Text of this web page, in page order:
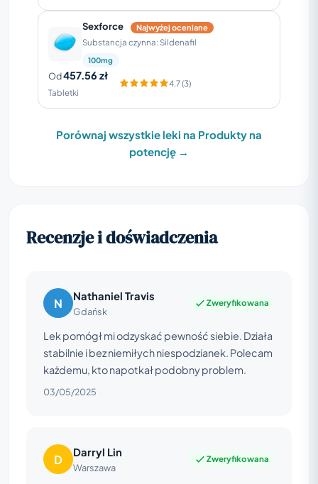
Sexforce Najwyżej oceniane
Substancja czynna: Sildenafil
100mg
Od457.56 zł
Tabletki
4.7 (3)
Porównaj wszystkie leki na Produkty na
potencję →
Recenzje i doświadczenia
N Nathaniel Travis
Gdańsk
Zweryfikowana
Lek pomógł mi odzyskać pewność siebie. Działa
stabilnie i bez niemiłych niespodzianek. Polecam
każdemu, kto napotkał podobny problem.
03/05/2025
D Darryl Lin
Warszawa
Zweryfikowana